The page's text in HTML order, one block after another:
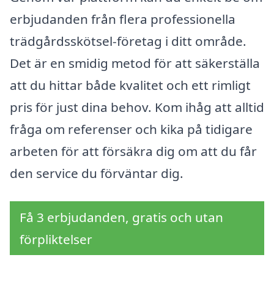
erbjudanden från flera professionella
trädgårdsskötsel-företag i ditt område.
Det är en smidig metod för att säkerställa
att du hittar både kvalitet och ett rimligt
pris för just dina behov. Kom ihåg att alltid
fråga om referenser och kika på tidigare
arbeten för att försäkra dig om att du får
den service du förväntar dig.
Få 3 erbjudanden, gratis och utan
förpliktelser